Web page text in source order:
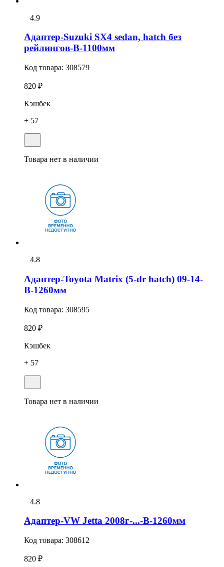
4.9
Адаптер-Suzuki SX4 sedan, hatch без
рейлингов-В-1100мм
Код товара: 308579
820 ₽
Кэшбек
+ 57
Товара нет в наличии
4.8
Адаптер-Toyota Matrix (5-dr hatch) 09-14-
В-1260мм
Код товара: 308595
820 ₽
Кэшбек
+ 57
Товара нет в наличии
4.8
Адаптер-VW Jetta 2008г-...-В-1260мм
Код товара: 308612
820 ₽